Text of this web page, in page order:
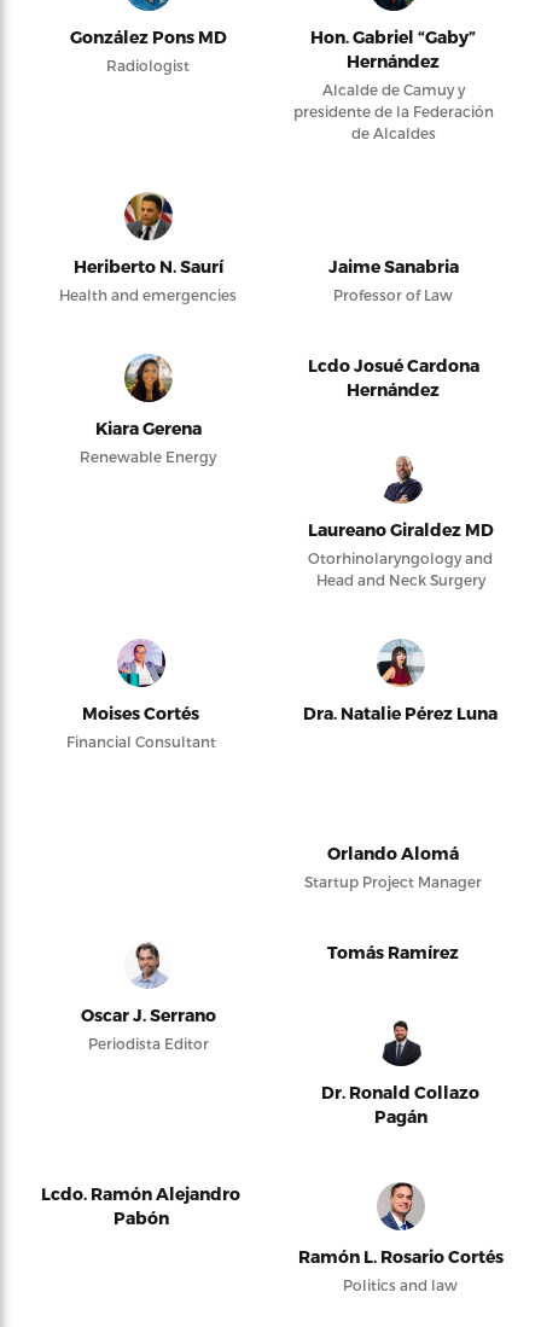
González Pons MD
Radiologist
Hon. Gabriel “Gaby”
Hernández
Alcalde de Camuy y
presidente de la Federación
de Alcaldes
Heriberto N. Saurí
Health and emergencies
Jaime Sanabria
Professor of Law
Kiara Gerena
Renewable Energy
Lcdo Josué Cardona
Hernández
Laureano Giraldez MD
Otorhinolaryngology and
Head and Neck Surgery
Moises Cortés
Financial Consultant
Dra. Natalie Pérez Luna
Orlando Alomá
Startup Project Manager
Oscar J. Serrano
Periodista Editor
Tomás Ramírez
Dr. Ronald Collazo
Pagán
Lcdo. Ramón Alejandro
Pabón
Ramón L. Rosario Cortés
Politics and law